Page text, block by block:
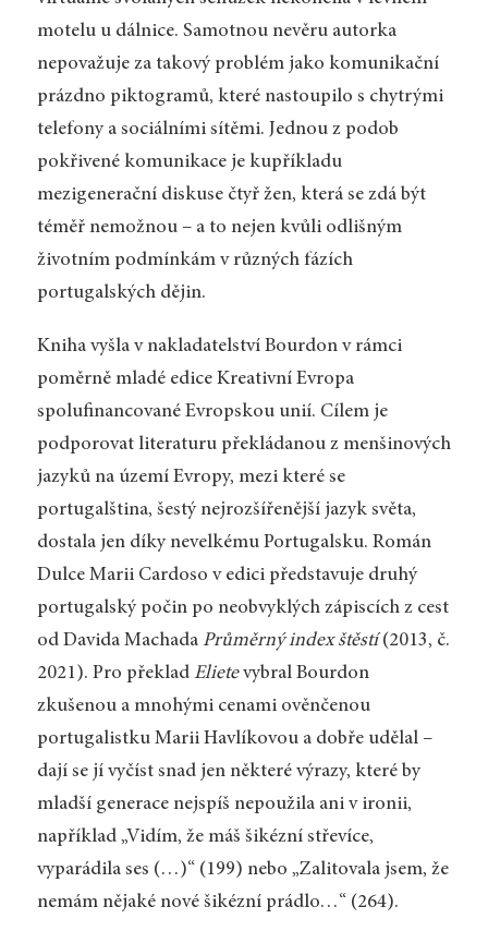
motelu u dálnice. Samotnou nevěru autorka
nepovažuje za takový problém jako komunikační
prázdno piktogramů, které nastoupilo s chytrými
telefony a sociálními sítěmi. Jednou z podob
pokřivené komunikace je kupříkladu
mezigenerační diskuse čtyř žen, která se zdá být
téměř nemožnou – a to nejen kvůli odlišným
životním podmínkám v různých fázích
portugalských dějin.
Kniha vyšla v nakladatelství Bourdon v rámci
poměrně mladé edice Kreativní Evropa
spolufinancované Evropskou unií. Cílem je
podporovat literaturu překládanou z menšinových
jazyků na území Evropy, mezi které se
portugalština, šestý nejrozšířenější jazyk světa,
dostala jen díky nevelkému Portugalsku. Román
Dulce Marii Cardoso v edici představuje druhý
portugalský počin po neobvyklých zápiscích z cest
od Davida Machada Průměrný index štěstí(2013, č.
2021). Pro překlad Elietevybral Bourdon
zkušenou a mnohými cenami ověnčenou
portugalistku Marii Havlíkovou a dobře udělal –
dají se jí vyčíst snad jen některé výrazy, které by
mladší generace nejspíš nepoužila ani v ironii,
například „Vidím, že máš šikézní střevíce,
vyparádila ses (…)“ (199) nebo „Zalitovala jsem, že
nemám nějaké nové šikézní prádlo…“ (264).